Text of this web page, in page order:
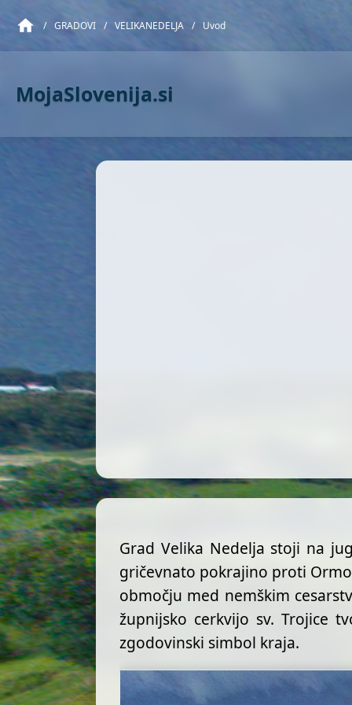
/ GRADOVI / VELIKANEDELJA / Uvod
MojaSlovenija.si
Grad Velika Nedelja stoji na
gričevnato pokrajino proti
območju med nemškim
župnijsko cerkvijo sv. Trojice
zgodovinski simbol kraja.